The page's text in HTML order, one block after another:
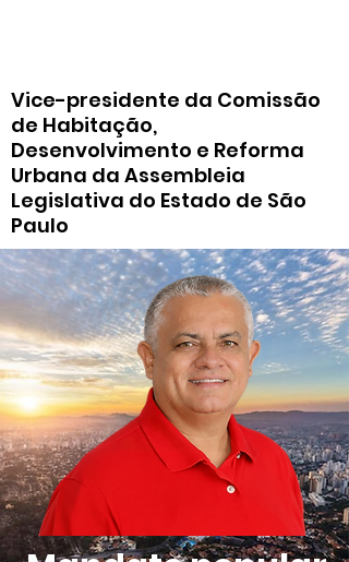
Vice-presidente da Comissão
de Habitação,
Desenvolvimento e Reforma
Urbana da Assembleia
Legislativa do Estado de São
Paulo